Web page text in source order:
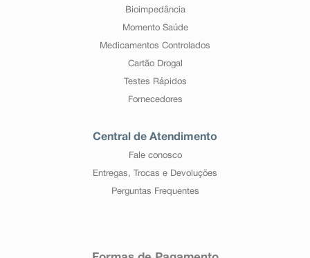
Bioimpedância
Momento Saúde
Medicamentos Controlados
Cartão Drogal
Testes Rápidos
Fornecedores
Central de Atendimento
Fale conosco
Entregas, Trocas e Devoluções
Perguntas Frequentes